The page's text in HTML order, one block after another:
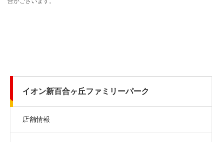
イオン新百合ヶ丘ファミリーパーク
店舗情報